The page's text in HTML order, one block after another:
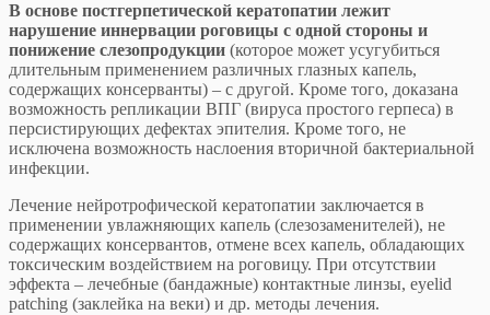
В основе постгерпетической кератопатии лежит
нарушение иннервации роговицы с одной стороны и
понижение слезопродукции (которое может усугубиться
длительным применением различных глазных капель,
содержащих консерванты) – с другой. Кроме того, доказана
возможность репликации ВПГ (вируса простого герпеса) в
персистирующих дефектах эпителия. Кроме того, не
исключена возможность наслоения вторичной бактериальной
инфекции.
Лечение нейротрофической кератопатии заключается в
применении увлажняющих капель (слезозаменителей), не
содержащих консервантов, отмене всех капель, обладающих
токсическим воздействием на роговицу. При отсутствии
эффекта – лечебные (бандажные) контактные линзы, eyelid
patching (заклейка на веки) и др. методы лечения.